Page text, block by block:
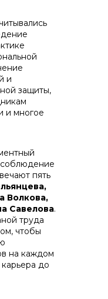
и
защиты,
и многое
соблюдение
пять
Волкова,
Савелова.
труда
чтобы
на каждом
до